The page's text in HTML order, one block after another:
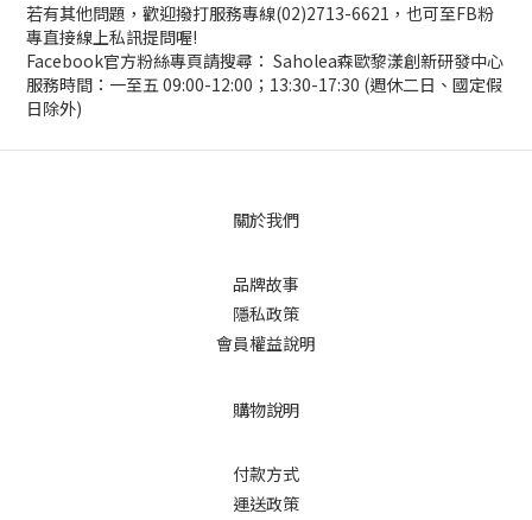
若有其他問題，歡迎撥打服務專線(02)2713-6621，也可至FB粉
專直接線上私訊提問喔!
Facebook官方粉絲專頁請搜尋： Saholea森歐黎漾創新研發中心
服務時間：一至五 09:00-12:00；13:30-17:30 (週休二日、國定假
日除外)
關於我們
品牌故事
隱私政策
會員權益說明
購物說明
付款方式
運送政策